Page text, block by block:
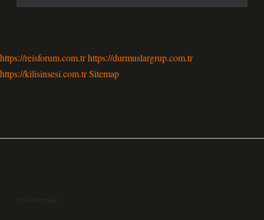
https://reisforum.com.trhttps://durmuslargrup.com.tr
https://kilisinsesi.com.trSitemap
Son Yazılar